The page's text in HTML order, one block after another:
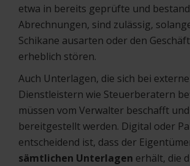
etwa in bereits geprüfte und
Abrechnungen, sind zulässig,
Schikane ausarten oder den
erheblich stören.
Auch Unterlagen, die sich bei
Dienstleistern wie Steuerberatern
müssen vom Verwalter beschafft
bereitgestellt werden. Digital oder
entscheidend ist, dass der
sämtlichen Unterlagen erhält, die